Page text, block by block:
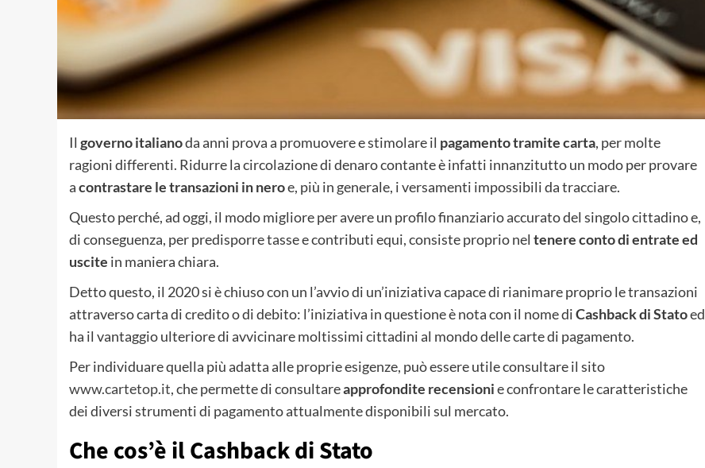
Il governo italianoda anni prova a promuovere e stimolare il pagamento tramite carta, per molte
ragioni differenti. Ridurre la circolazione di denaro contante è infatti innanzitutto un modo per provare
acontrastare le transazioni in neroe, più in generale, i versamenti impossibili da tracciare.
Questo perché, ad oggi, il modo migliore per avere un profilo finanziario accurato del singolo cittadino e,
di conseguenza, per predisporre tasse e contributi equi, consiste proprio nel tenere conto di entrate ed
uscite in maniera chiara.
Detto questo, il 2020 si è chiuso con un l’avvio di un’iniziativa capace di rianimare proprio le transazioni
attraverso carta di credito o di debito: l’iniziativa in questione è nota con il nome diCashback di Statoed
ha il vantaggio ulteriore di avvicinare moltissimi cittadini al mondo delle carte di pagamento.
Per individuare quella più adatta alle proprie esigenze, può essere utile consultare il sito
www.cartetop.it, che permette di consultareapprofondite recensionie confrontare le caratteristiche
dei diversi strumenti di pagamento attualmente disponibili sul mercato.
Che cos’è il Cashback di Stato